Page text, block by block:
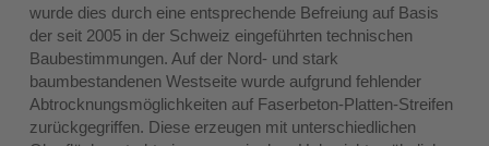
wurde dies durch eine entsprechende Befreiung auf Basis
der seit 2005 in der Schweiz eingeführten technischen
Baubestimmungen. Auf der Nord- und stark
baumbestandenen Westseite wurde aufgrund fehlender
Abtrocknungsmöglichkeiten auf Faserbeton-Platten-Streifen
zurückgegriffen. Diese erzeugen mit unterschiedlichen